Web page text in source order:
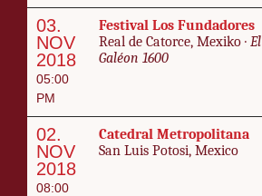
03.
NOV
2018
05:00
PM
Fes­ti­val Los Fun­dadores
Re­al de Catorce, Mexiko · El
Galéon 1600
02.
NOV
2018
08:00
Cat­e­dral Met­ro­pol­i­tana
San Luis Po­to­si, Mex­i­co